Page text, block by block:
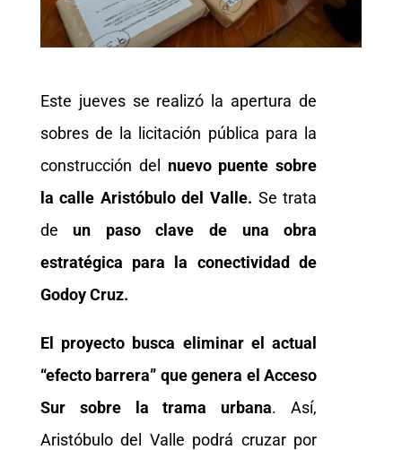
Este jueves se realizó la apertura de
sobres de la licitación pública para la
construcción del nuevo puente sobre
la calle Aristóbulo del Valle. Se trata
de un paso clave de una obra
estratégica para la conectividad de
Godoy Cruz.
El proyecto busca eliminar el actual
“efecto barrera” que genera el Acceso
Sur sobre la trama urbana. Así,
Aristóbulo del Valle podrá cruzar por